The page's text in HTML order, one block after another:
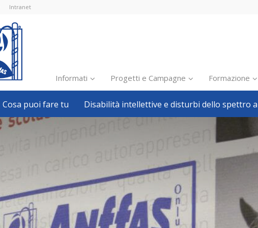
Intranet
Informati
Inclusione scolastica
Inclusione lavorativa
Politiche sociali
Pillole
Formazione
Avvisi, bandi
Welfare locale
Progetti e Campagne Formazione
Cosa puoi fare tu Disabilità intellettive e disturbi dello spettro